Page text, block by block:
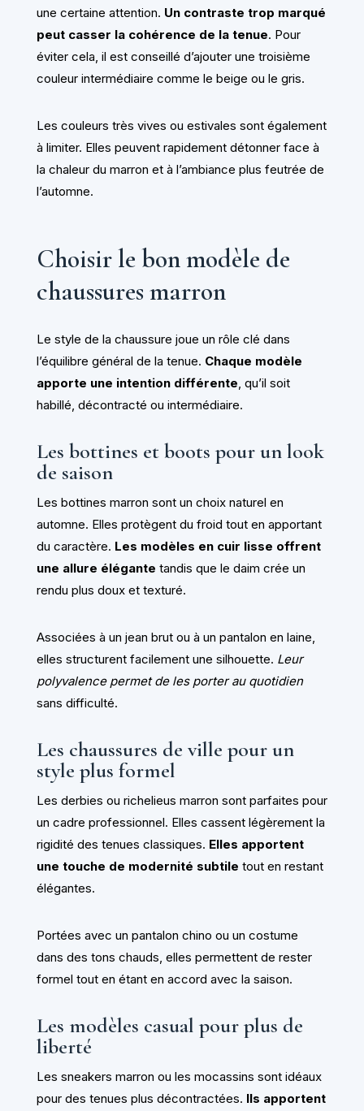
une certaine attention. Un contraste trop marqué
peut casser la cohérence de la tenue. Pour
éviter cela, il est conseillé d’ajouter une troisième
couleur intermédiaire comme le beige ou le gris.
Les couleurs très vives ou estivales sont également
à limiter. Elles peuvent rapidement détonner face à
la chaleur du marron et à l’ambiance plus feutrée de
l’automne.
Choisir le bon modèle de
chaussures marron
Le style de la chaussure joue un rôle clé dans
l’équilibre général de la tenue. Chaque modèle
apporte une intention différente , qu’il soit
habillé, décontracté ou intermédiaire.
Les bottines et boots pour un look
de saison
Les bottines marron sont un choix naturel en
automne. Elles protègent du froid tout en apportant
du caractère. Les modèles en cuir lisse offrent
une allure élégante tandis que le daim crée un
rendu plus doux et texturé.
Associées à un jean brut ou à un pantalon en laine,
elles structurent facilement une silhouette. Leur
polyvalence permet de les porter au quotidien
sans difficulté.
Les chaussures de ville pour un
style plus formel
Les derbies ou richelieus marron sont parfaites pour
un cadre professionnel. Elles cassent légèrement la
rigidité des tenues classiques. Elles apportent
une touche de modernité subtile tout en restant
élégantes.
Portées avec un pantalon chino ou un costume
dans des tons chauds, elles permettent de rester
formel tout en étant en accord avec la saison.
Les modèles casual pour plus de
liberté
Les sneakers marron ou les mocassins sont idéaux
pour des tenues plus décontractées. Ils apportent